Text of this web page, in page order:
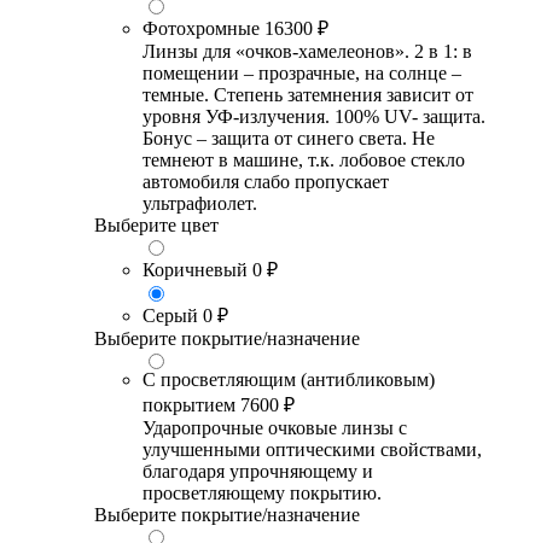
Фотохромные 16300 ₽
Линзы для «очков-хамелеонов». 2 в 1: в
помещении – прозрачные, на солнце –
темные. Степень затемнения зависит от
уровня УФ-излучения. 100% UV- защита.
Бонус – защита от синего света. Не
темнеют в машине, т.к. лобовое стекло
автомобиля слабо пропускает
ультрафиолет.
Выберите цвет
Коричневый 0 ₽
Серый 0 ₽
Выберите покрытие/назначение
С просветляющим (антибликовым)
покрытием 7600 ₽
Ударопрочные очковые линзы с
улучшенными оптическими свойствами,
благодаря упрочняющему и
просветляющему покрытию.
Выберите покрытие/назначение